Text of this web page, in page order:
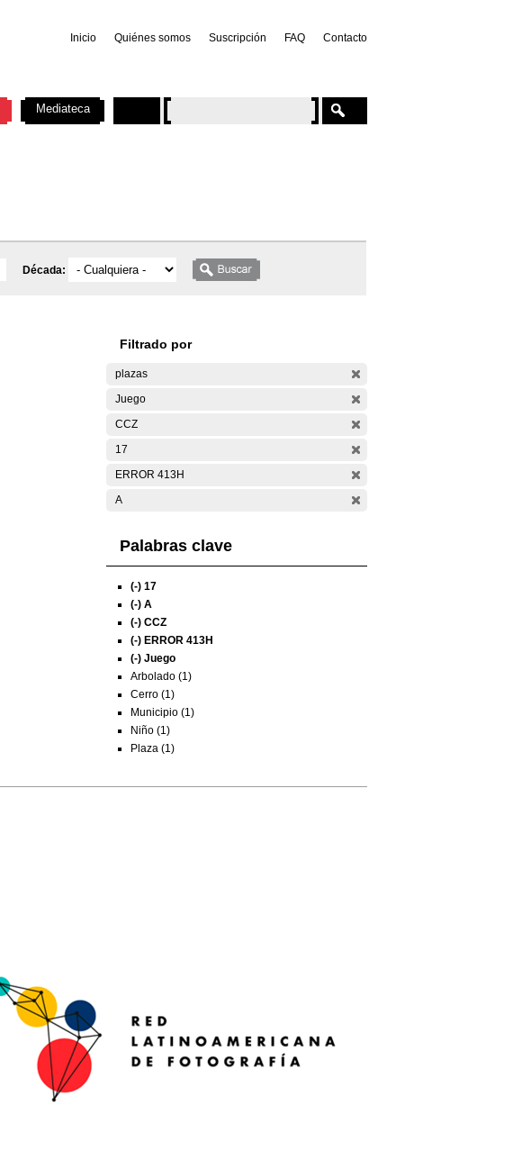
Inicio Quiénes somos Suscripción FAQ Contacto
Década:
Filtrado por
plazas
Juego
CCZ
17
ERROR 413H
A
Palabras clave
(-) 17
(-) A
(-) CCZ
(-) ERROR 413H
(-) Juego
Arbolado (1)
Cerro (1)
Municipio (1)
Niño (1)
Plaza (1)
Mediateca